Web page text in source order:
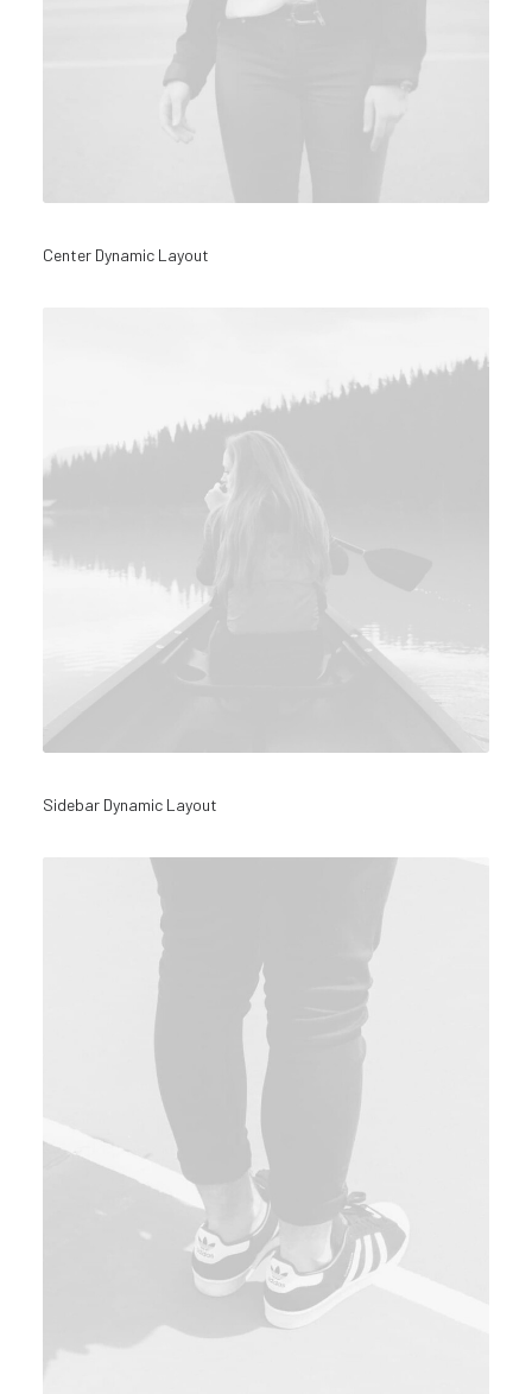
Center Dynamic Layout
Sidebar Dynamic Layout